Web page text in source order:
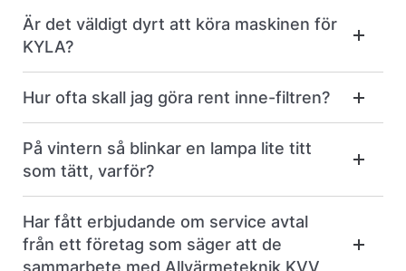
Är det väldigt dyrt att köra maskinen för
KYLA?
Hur ofta skall jag göra rent inne-filtren?
På vintern så blinkar en lampa lite titt
som tätt, varför?
Har fått erbjudande om service avtal
från ett företag som säger att de
sammarbete med Allvärmeteknik KVV